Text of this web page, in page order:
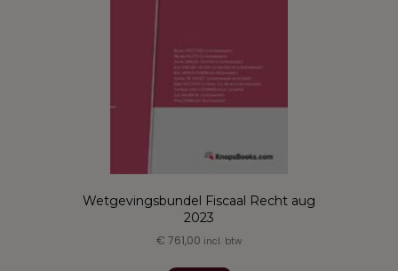
Wetgevingsbundel Fiscaal Recht aug
2023
€ 761,00 incl. btw